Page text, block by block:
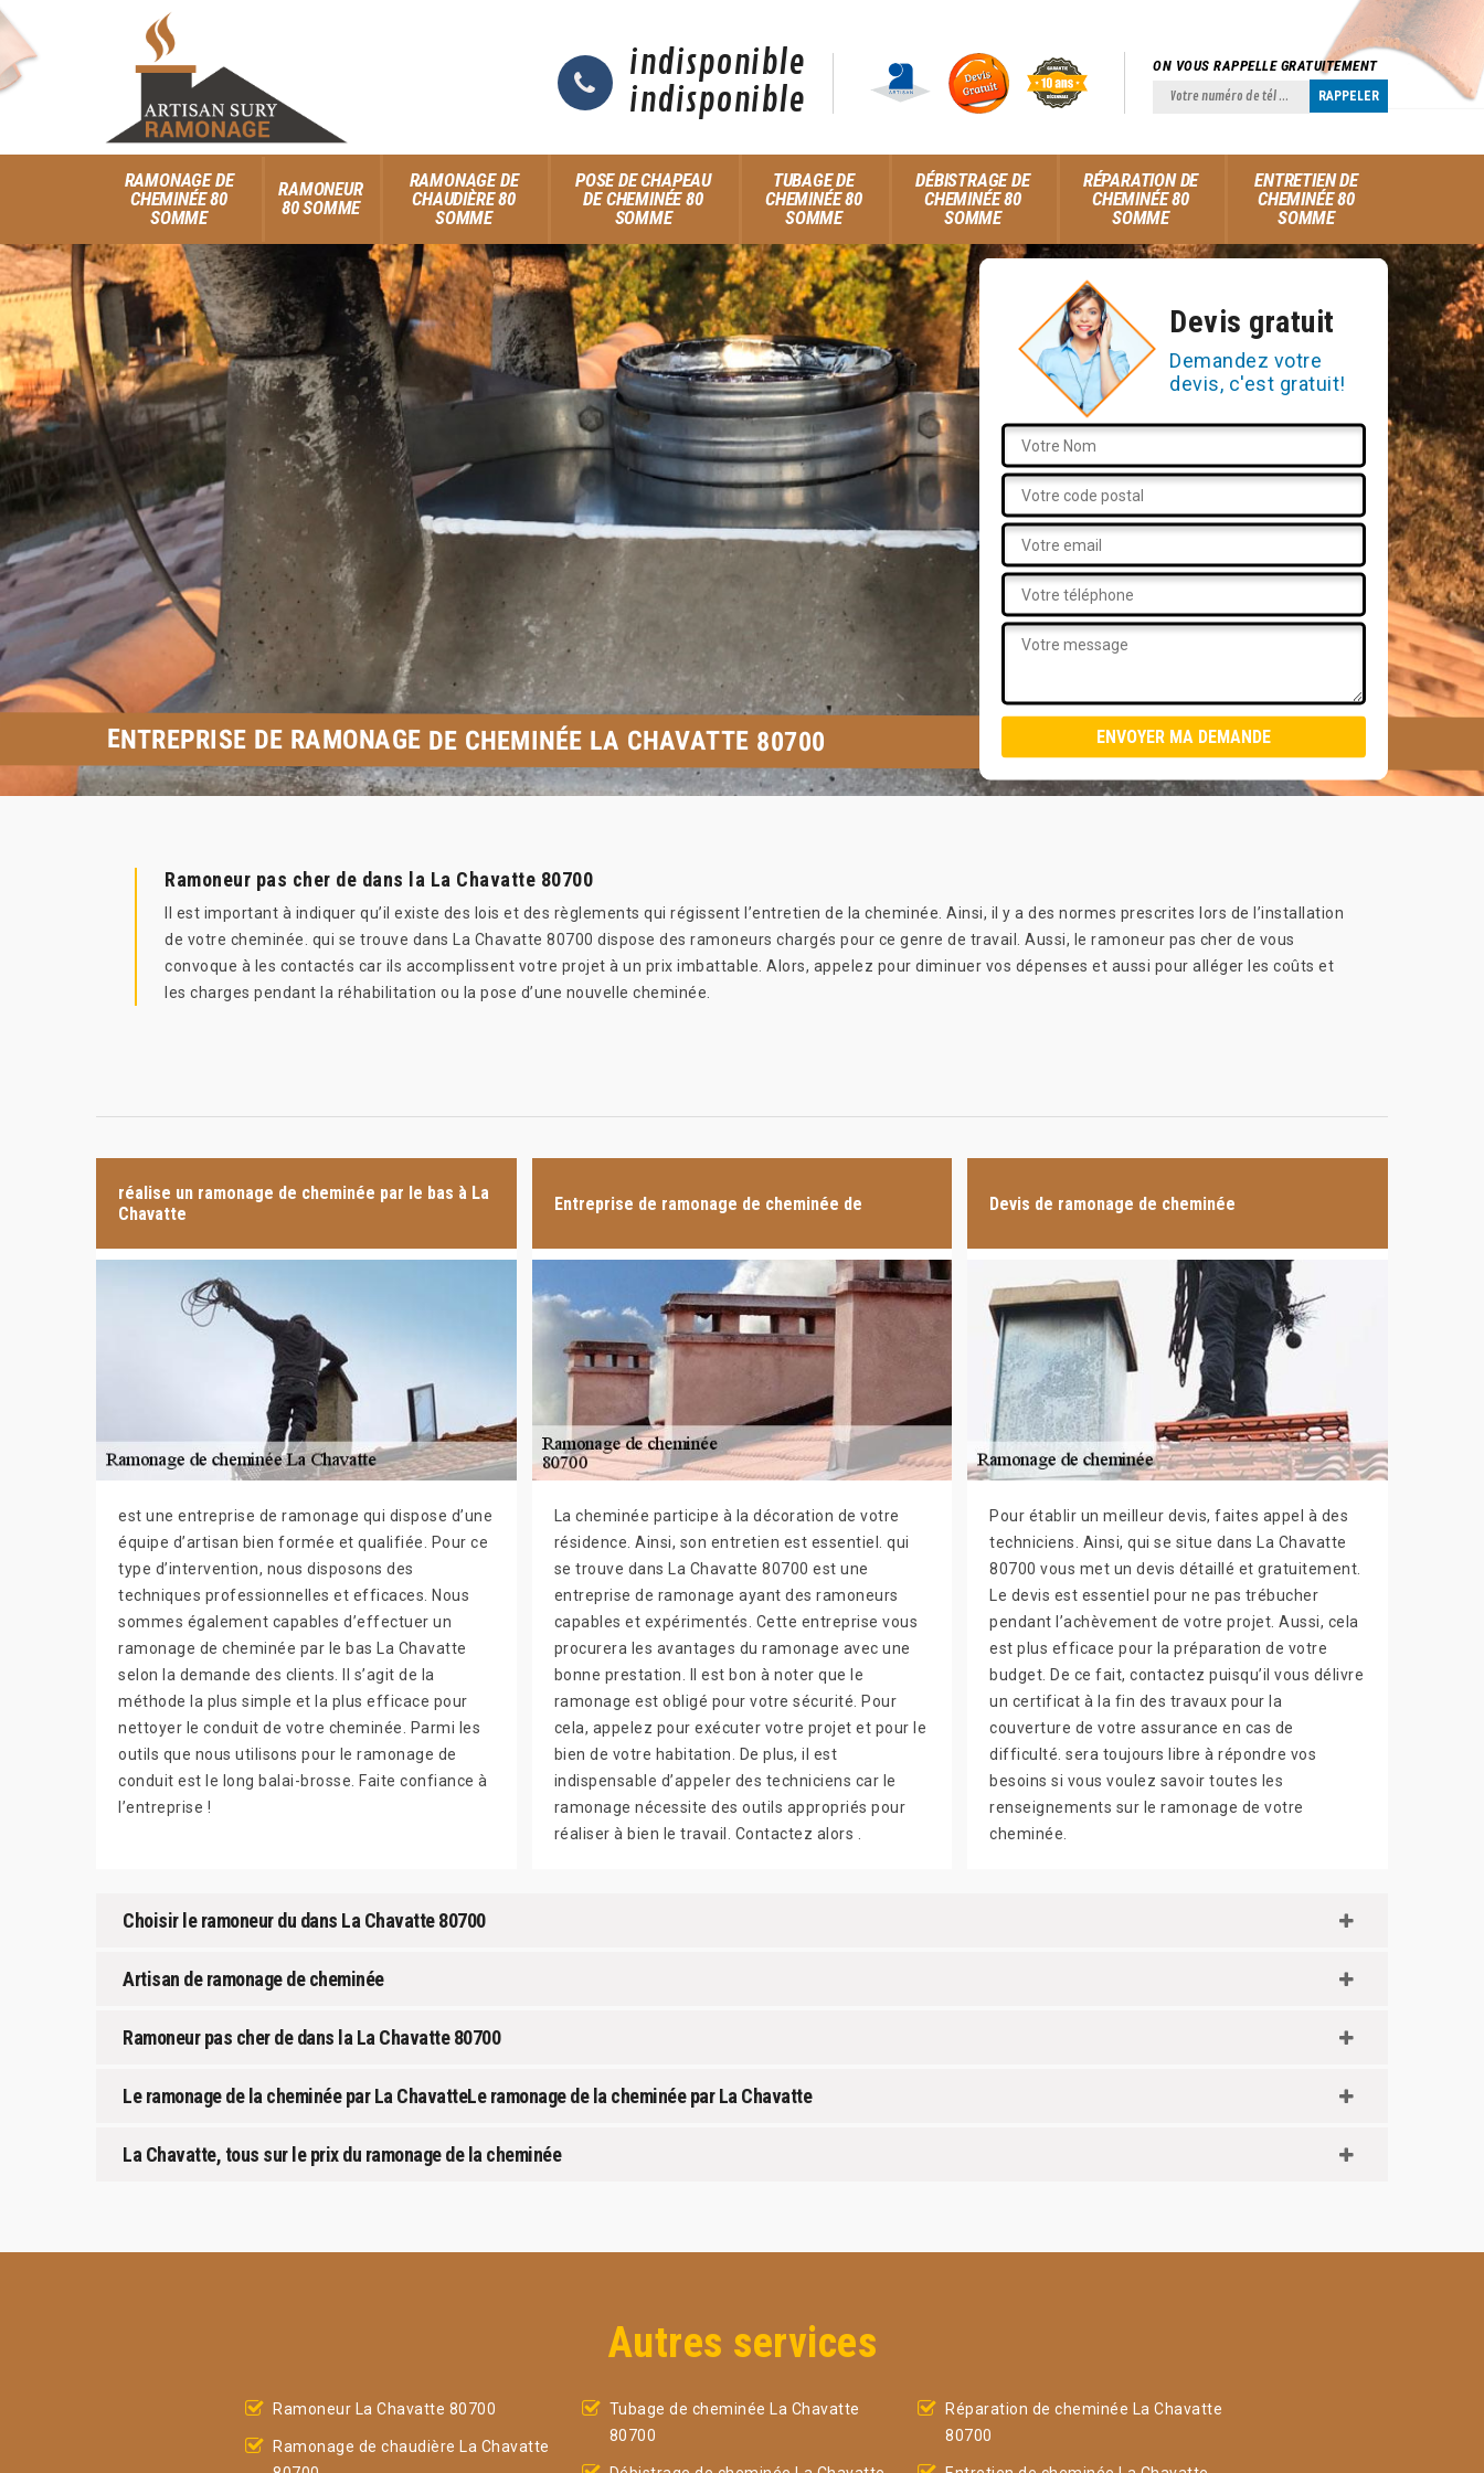
indisponible
indisponible
ON VOUS RAPPELLE GRATUITEMENT
RAMONAGE DE
CHEMINÉE 80
SOMME
RAMONEUR
80 SOMME
RAMONAGE DE
CHAUDIÈRE 80
SOMME
POSE DE CHAPEAU
DE CHEMINÉE 80
SOMME
TUBAGE DE
CHEMINÉE 80
SOMME
DÉBISTRAGE DE
CHEMINÉE 80
SOMME
RÉPARATION DE
CHEMINÉE 80
SOMME
ENTRETIEN DE
CHEMINÉE 80
SOMME
Devis gratuit
Demandez votre
devis, c'est gratuit!
ENTREPRISE DE RAMONAGE DE CHEMINÉE LA CHAVATTE 80700
Ramoneur pas cher de dans la La Chavatte 80700
Il est important à indiquer qu’il existe des lois et des règlements qui régissent l’entretien de la cheminée. Ainsi, il y a des normes prescrites lors de l’installation
de votre cheminée. qui se trouve dans La Chavatte 80700 dispose des ramoneurs chargés pour ce genre de travail. Aussi, le ramoneur pas cher de vous
convoque à les contactés car ils accomplissent votre projet à un prix imbattable. Alors, appelez pour diminuer vos dépenses et aussi pour alléger les coûts et
les charges pendant la réhabilitation ou la pose d’une nouvelle cheminée.
réalise un ramonage de cheminée par le bas à La
Chavatte
est une entreprise de ramonage qui dispose d’une
équipe d’artisan bien formée et qualifiée. Pour ce
type d’intervention, nous disposons des
techniques professionnelles et efficaces. Nous
sommes également capables d’effectuer un
ramonage de cheminée par le bas La Chavatte
selon la demande des clients. Il s’agit de la
méthode la plus simple et la plus efficace pour
nettoyer le conduit de votre cheminée. Parmi les
outils que nous utilisons pour le ramonage de
conduit est le long balai-brosse. Faite confiance à
l’entreprise !
Entreprise de ramonage de cheminée de
La cheminée participe à la décoration de votre
résidence. Ainsi, son entretien est essentiel. qui
se trouve dans La Chavatte 80700 est une
entreprise de ramonage ayant des ramoneurs
capables et expérimentés. Cette entreprise vous
procurera les avantages du ramonage avec une
bonne prestation. Il est bon à noter que le
ramonage est obligé pour votre sécurité. Pour
cela, appelez pour exécuter votre projet et pour le
bien de votre habitation. De plus, il est
indispensable d’appeler des techniciens car le
ramonage nécessite des outils appropriés pour
réaliser à bien le travail. Contactez alors .
Devis de ramonage de cheminée
Pour établir un meilleur devis, faites appel à des
techniciens. Ainsi, qui se situe dans La Chavatte
80700 vous met un devis détaillé et gratuitement.
Le devis est essentiel pour ne pas trébucher
pendant l’achèvement de votre projet. Aussi, cela
est plus efficace pour la préparation de votre
budget. De ce fait, contactez puisqu’il vous délivre
un certificat à la fin des travaux pour la
couverture de votre assurance en cas de
difficulté. sera toujours libre à répondre vos
besoins si vous voulez savoir toutes les
renseignements sur le ramonage de votre
cheminée.
Choisir le ramoneur du dans La Chavatte 80700
Artisan de ramonage de cheminée
Ramoneur pas cher de dans la La Chavatte 80700
Le ramonage de la cheminée par La ChavatteLe ramonage de la cheminée par La Chavatte
La Chavatte, tous sur le prix du ramonage de la cheminée
Autres services
Ramoneur La Chavatte 80700
Ramonage de chaudière La Chavatte
Tubage de cheminée La Chavatte
80700
Réparation de cheminée La Chavatte
80700